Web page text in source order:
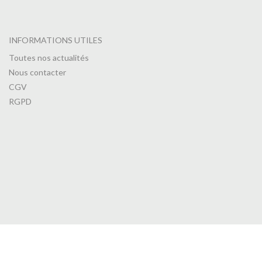
INFORMATIONS UTILES
Toutes nos actualités
Nous contacter
CGV
RGPD